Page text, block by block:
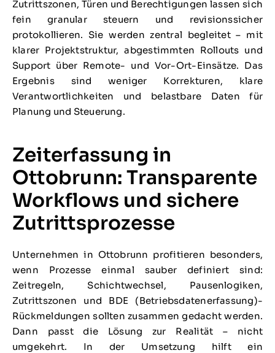
Zutrittszonen, Türen und Berechtigungen lassen sich
fein granular steuern und revisionssicher
protokollieren. Sie werden zentral begleitet – mit
klarer Projektstruktur, abgestimmten Rollouts und
Support über Remote- und Vor-Ort-Einsätze. Das
Ergebnis sind weniger Korrekturen, klare
Verantwortlichkeiten und belastbare Daten für
Planung und Steuerung.
Zeiterfassung in
Ottobrunn: Transparente
Workflows und sichere
Zutrittsprozesse
Unternehmen in Ottobrunn profitieren besonders,
wenn Prozesse einmal sauber definiert sind:
Zeitregeln, Schichtwechsel, Pausenlogiken,
Zutrittszonen und BDE (Betriebsdatenerfassung)-
Rückmeldungen sollten zusammen gedacht werden.
Dann passt die Lösung zur Realität – nicht
umgekehrt. In der Umsetzung hilft ein